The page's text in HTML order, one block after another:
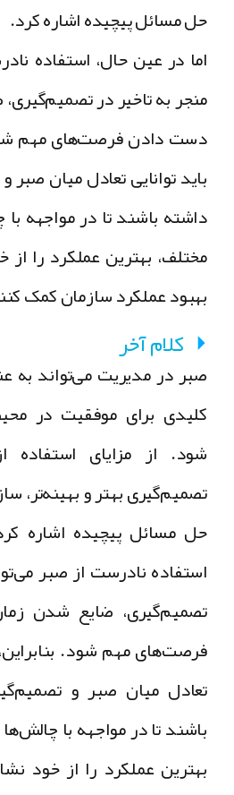
حل مسائل پیچیده اشاره کرد.
اما در عین حال، استفاده
منجر به تاخیر در تصمیم‌گیری،
دست دادن فرصت‌های مهم شود.
باید توانایی تعادل میان صبر و
داشته باشند تا در مواجهه با
مختلف، بهترین عملکرد را از
بهبود عملکرد سازمان کمک کنند.
کلام آخر
صبر در مدیریت می‌تواند به
کلیدی برای موفقیت در
شود. از مزایای استفاده
تصمیم‌گیری بهتر و بهینه‌تر،
حل مسائل پیچیده اشاره
استفاده نادرست از صبر
تصمیم‌گیری، ضایع شدن
فرصت‌های مهم شود. بنابراین،
تعادل میان صبر و
باشند تا در مواجهه با
بهترین عملکرد را از خود